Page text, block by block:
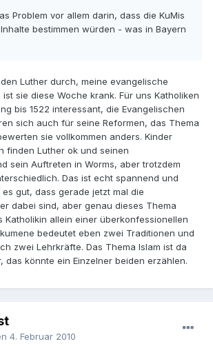
Problem vor allem darin, dass die KuMis
bestimmen würden - was in Bayern
Luther durch, meine evangelische
sie diese Woche krank. Für uns Katholiken
bis 1522 interessant, die Evangelischen
sich auch für seine Reformen, das Thema
sie vollkommen anders. Kinder
finden Luther ok und seinen
sein Auftreten in Worms, aber trotzdem
Das ist echt spannend und
gut, dass gerade jetzt mal die
dabei sind, aber genau dieses Thema
Katholikin allein einer überkonfessionellen
bedeutet eben zwei Traditionen und
zwei Lehrkräfte. Das Thema Islam ist da
das könnte ein Einzelner beiden erzählen.
4. Februar 2010